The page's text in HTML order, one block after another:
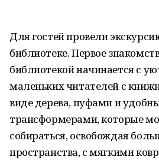
Для гостей провели
библиотеке. Первое
библиотекой начинается с
маленьких читателей с
виде дерева, пуфами и
трансформерами, которые
собираться, освобождая
пространства, с мягкими